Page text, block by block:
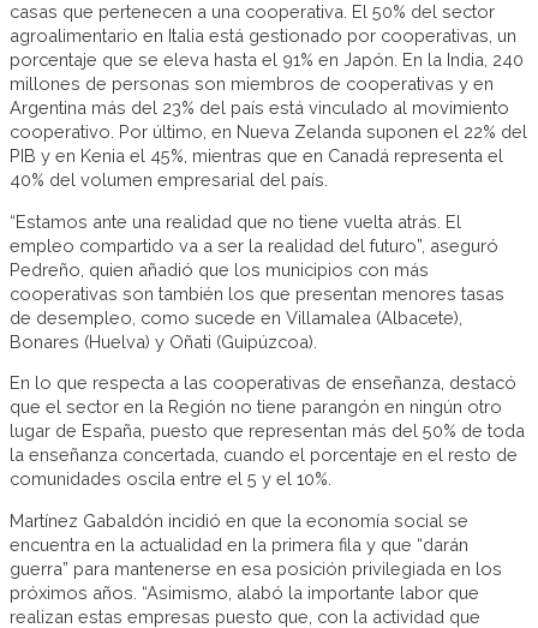
casas que pertenecen a una cooperativa. El 50% del sector
agroalimentario en Italia está gestionado por cooperativas, un
porcentaje que se eleva hasta el 91% en Japón. En la India, 240
millones de personas son miembros de cooperativas y en
Argentina más del 23% del país está vinculado al movimiento
cooperativo. Por último, en Nueva Zelanda suponen el 22% del
PIB y en Kenia el 45%, mientras que en Canadá representa el
40% del volumen empresarial del país.
“Estamos ante una realidad que no tiene vuelta atrás. El
empleo compartido va a ser la realidad del futuro”, aseguró
Pedreño, quien añadió que los municipios con más
cooperativas son también los que presentan menores tasas
de desempleo, como sucede en Villamalea (Albacete),
Bonares (Huelva) y Oñati (Guipúzcoa).
En lo que respecta a las cooperativas de enseñanza, destacó
que el sector en la Región no tiene parangón en ningún otro
lugar de España, puesto que representan más del 50% de toda
la enseñanza concertada, cuando el porcentaje en el resto de
comunidades oscila entre el 5 y el 10%.
Martínez Gabaldón incidió en que la economía social se
encuentra en la actualidad en la primera fila y que “darán
guerra” para mantenerse en esa posición privilegiada en los
próximos años. “Asimismo, alabó la importante labor que
realizan estas empresas puesto que, con la actividad que